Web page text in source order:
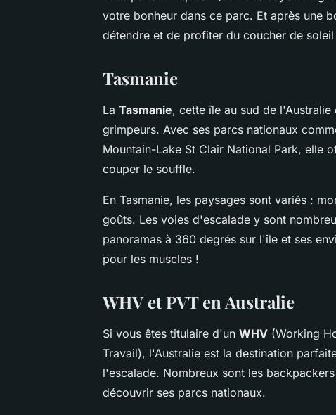
votre bonheur dans ce parc. Et après une
détendre et de profiter du coucher de
Tasmanie
La Tasmanie, cette île au sud de
grimpeurs. Avec ses parcs nationaux
Mountain-Lake St Clair National Park, elle
couper le souffle.
En Tasmanie, les paysages sont variés :
goûts. Les voies d'escalade y sont
panoramas à 360 degrés sur l'île et ses
pour les muscles !
WHV et PVT en Australie
Si vous êtes titulaire d'un WHV (Working
Travail), l'Australie est la destination
l'escalade. Nombreux sont les
découvrir ses parcs nationaux.